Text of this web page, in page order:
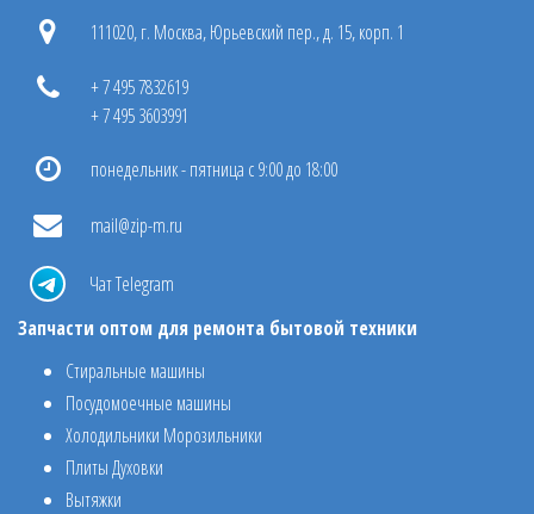
111020, г. Москва, Юрьевский пер., д. 15, корп. 1
+ 7 495 7832619
+ 7 495 3603991
понедельник - пятница с 9:00 до 18:00
mail@zip-m.ru
Чат Telegram
Запчасти оптом для ремонта бытовой техники
Стиральные машины
Посудомоечные машины
Холодильники Морозильники
Плиты Духовки
Вытяжки